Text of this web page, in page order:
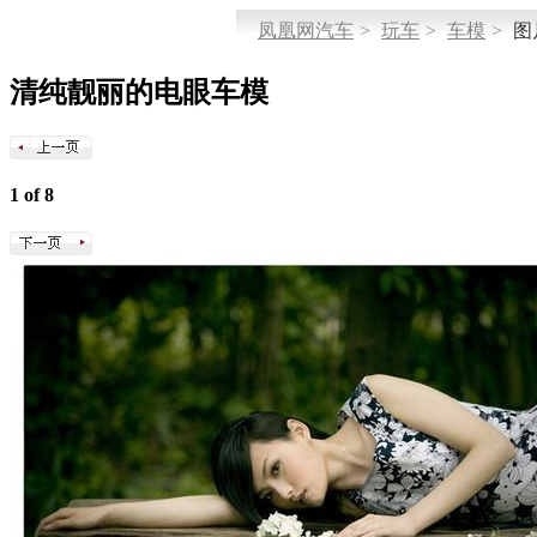
凤凰网汽车 > 玩车 > 车模 >
清纯靓丽的电眼车模
1 of 8